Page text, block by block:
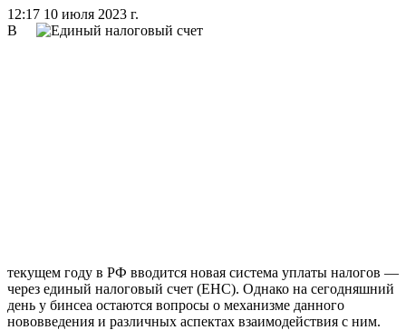
12:17 10 июля 2023 г.
В
текущем году в РФ вводится новая система уплаты налогов —
через единый налоговый счет (ЕНС). Однако на сегодняшний
день у бинсеа остаются вопросы о механизме данного
нововведения и различных аспектах взаимодействия с ним.